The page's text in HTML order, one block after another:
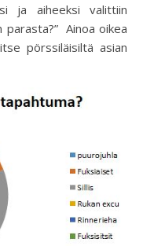
ja aiheeksi valittiin
Ainoa oikea
pörssiläisiltä asian